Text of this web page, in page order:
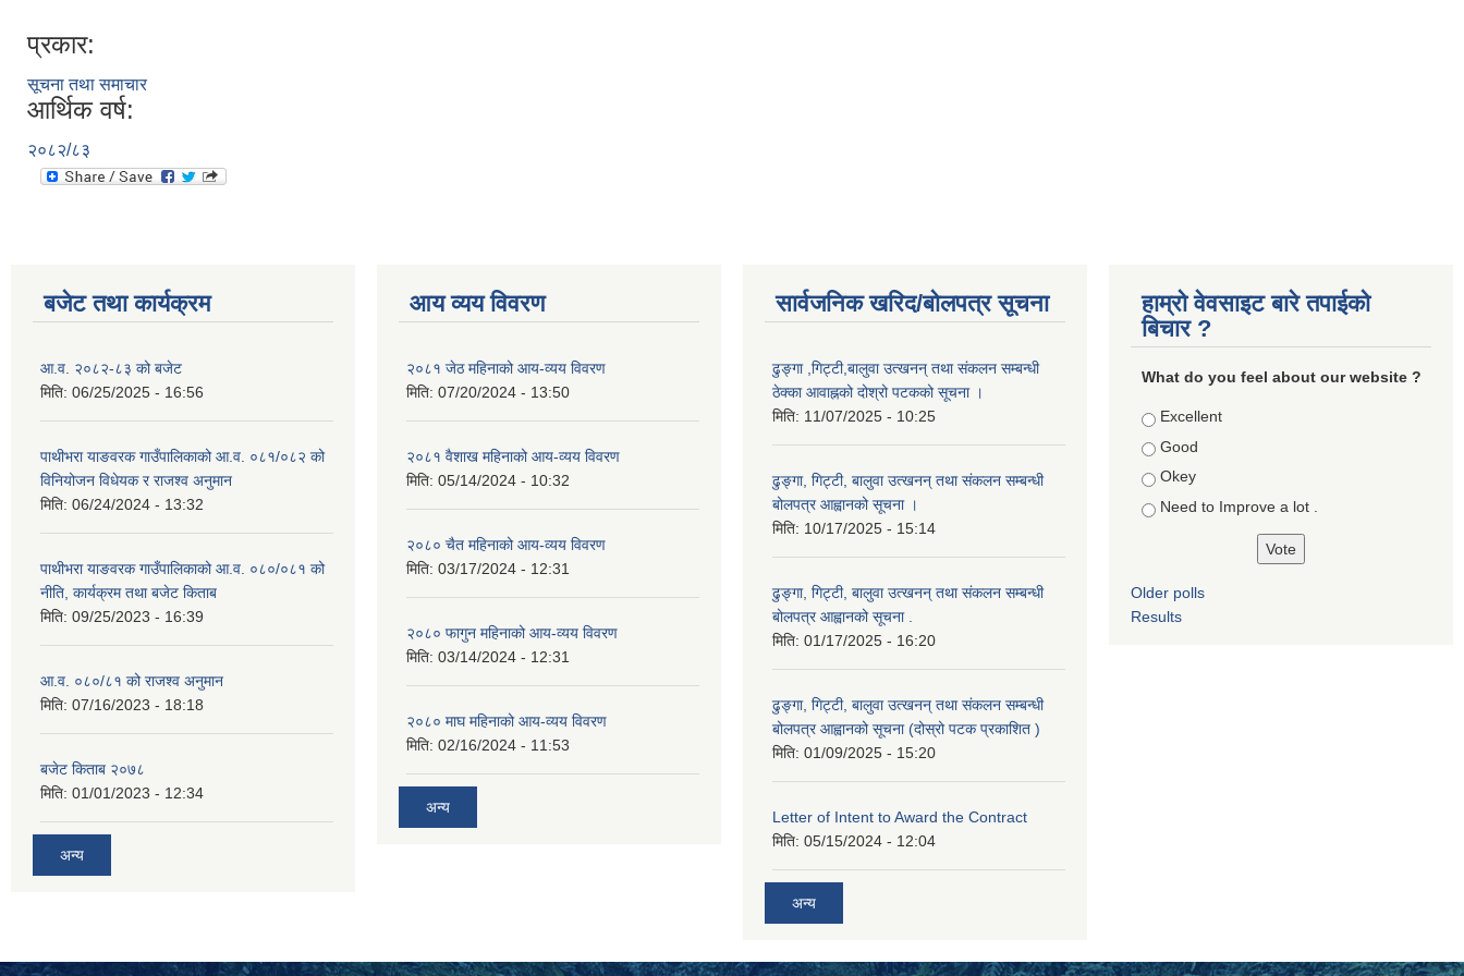
प्रकार:
सूचना तथा समाचार
आर्थिक वर्ष:
२०८२/८३
बजेट तथा कार्यक्रम
आ.व. २०८२-८३ को बजेट
मिति: 06/25/2025 - 16:56
पाथीभरा याङवरक गाउँपालिकाको आ.व. ०८१/०८२ को
विनियोजन विधेयक र राजश्व अनुमान
मिति: 06/24/2024 - 13:32
पाथीभरा याङवरक गाउँपालिकाको आ.व. ०८०/०८१ को
नीति, कार्यक्रम तथा बजेट किताब
मिति: 09/25/2023 - 16:39
आ.व. ०८०/८१ को राजश्व अनुमान
मिति: 07/16/2023 - 18:18
बजेट किताब २०७८
मिति: 01/01/2023 - 12:34
अन्य
आय व्यय विवरण
२०८१ जेठ महिनाको आय-व्यय विवरण
मिति: 07/20/2024 - 13:50
२०८१ वैशाख महिनाको आय-व्यय विवरण
मिति: 05/14/2024 - 10:32
२०८० चैत महिनाको आय-व्यय विवरण
मिति: 03/17/2024 - 12:31
२०८० फागुन महिनाको आय-व्यय विवरण
मिति: 03/14/2024 - 12:31
२०८० माघ महिनाको आय-व्यय विवरण
मिति: 02/16/2024 - 11:53
अन्य
सार्वजनिक खरिद/बोलपत्र सूचना
ढुङ्गा ,गिट्टी,बालुवा उत्खनन् तथा संकलन सम्बन्धी
ठेक्का आवाह्नको दोश्रो पटकको सूचना ।
मिति: 11/07/2025 - 10:25
ढुङ्गा, गिट्टी, बालुवा उत्खनन् तथा संकलन सम्बन्धी
बोलपत्र आह्वानको सूचना ।
मिति: 10/17/2025 - 15:14
ढुङ्गा, गिट्टी, बालुवा उत्खनन् तथा संकलन सम्बन्धी
बोलपत्र आह्वानको सूचना .
मिति: 01/17/2025 - 16:20
ढुङ्गा, गिट्टी, बालुवा उत्खनन् तथा संकलन सम्बन्धी
बोलपत्र आह्वानको सूचना (दोस्रो पटक प्रकाशित )
मिति: 01/09/2025 - 15:20
Letter of Intent to Award the Contract
मिति: 05/15/2024 - 12:04
अन्य
हाम्रो वेवसाइट बारे तपाईको
बिचार ?
What do you feel about our website ?
Choices
Excellent
Good
Okey
Need to Improve a lot .
Older polls
Results